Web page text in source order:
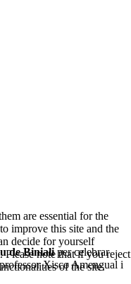
de Binialiper celebrar
Xisco Amengual i
are essential for the
improve this site and the
decide for yourself
note that if you reject
of the site.